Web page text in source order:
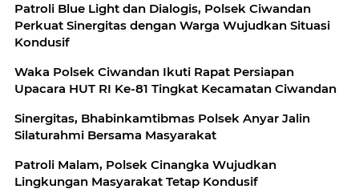
Patroli Blue Light dan Dialogis, Polsek Ciwandan
Perkuat Sinergitas dengan Warga Wujudkan Situasi
Kondusif
Waka Polsek Ciwandan Ikuti Rapat Persiapan
Upacara HUT RI Ke-81 Tingkat Kecamatan Ciwandan
Sinergitas, Bhabinkamtibmas Polsek Anyar Jalin
Silaturahmi Bersama Masyarakat
Patroli Malam, Polsek Cinangka Wujudkan
Lingkungan Masyarakat Tetap Kondusif